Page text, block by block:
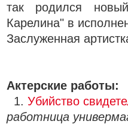
так родился
Карелина" в
Заслуженная
Актерские работы:
1. Убийство
работница